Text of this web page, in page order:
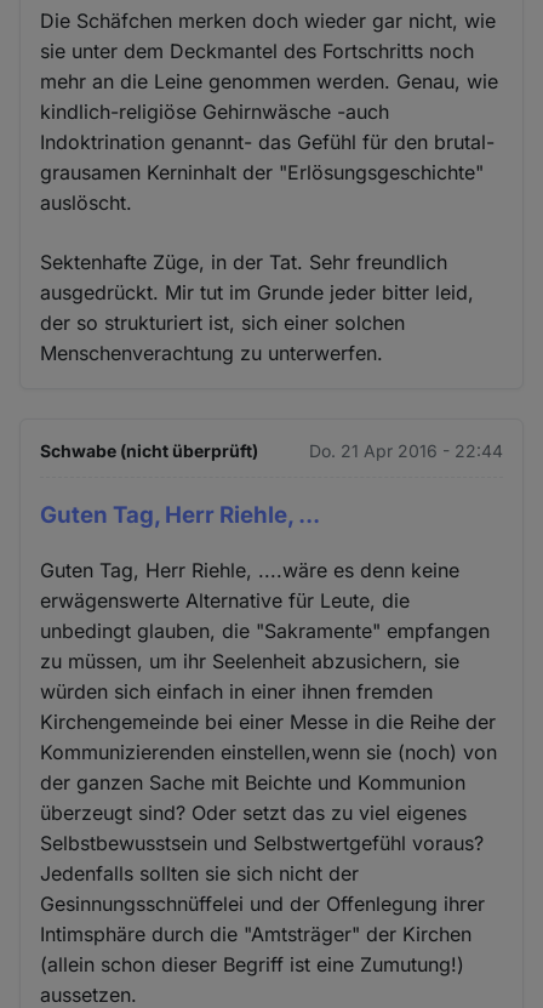
Die Schäfchen merken doch wieder gar nicht, wie
sie unter dem Deckmantel des Fortschritts noch
mehr an die Leine genommen werden. Genau, wie
kindlich-religiöse Gehirnwäsche -auch
Indoktrination genannt- das Gefühl für den brutal-
grausamen Kerninhalt der "Erlösungsgeschichte"
auslöscht.
Sektenhafte Züge, in der Tat. Sehr freundlich
ausgedrückt. Mir tut im Grunde jeder bitter leid,
der so strukturiert ist, sich einer solchen
Menschenverachtung zu unterwerfen.
Schwabe (nicht überprüft) Do. 21 Apr 2016 - 22:44
Guten Tag, Herr Riehle, ...
Guten Tag, Herr Riehle, ....wäre es denn keine
erwägenswerte Alternative für Leute, die
unbedingt glauben, die "Sakramente" empfangen
zu müssen, um ihr Seelenheit abzusichern, sie
würden sich einfach in einer ihnen fremden
Kirchengemeinde bei einer Messe in die Reihe der
Kommunizierenden einstellen,wenn sie (noch) von
der ganzen Sache mit Beichte und Kommunion
überzeugt sind? Oder setzt das zu viel eigenes
Selbstbewusstsein und Selbstwertgefühl voraus?
Jedenfalls sollten sie sich nicht der
Gesinnungsschnüffelei und der Offenlegung ihrer
Intimsphäre durch die "Amtsträger" der Kirchen
(allein schon dieser Begriff ist eine Zumutung!)
aussetzen.